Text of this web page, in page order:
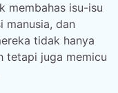
membahas isu-isu
manusia, dan
tidak hanya
tetapi juga memicu